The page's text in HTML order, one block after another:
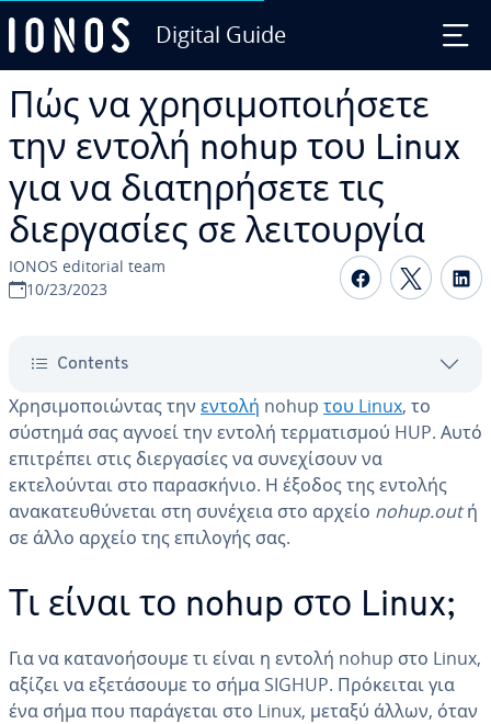
Digital Guide
Πώς να χρησιμοποιήσετε
την εντολή nohup του Linux
για να διατηρήσετε τις
διεργασίες σε λειτουργία
IONOS editorial team
10/23/2023
Share on
Contents
Χρησιμοποιώντας την εντολή nohup του Linux, το
σύστημά σας αγνοεί την εντολή τερματισμού HUP. Αυτό
επιτρέπει στις διεργασίες να συνεχίσουν να
εκτελούνται στο παρασκήνιο. Η έξοδος της εντολής
ανακατευθύνεται στη συνέχεια στο αρχείο nohup.outή
σε άλλο αρχείο της επιλογής σας.
Τι είναι το nohup στο Linux;
Για να κατανοήσουμε τι είναι η εντολή nohup στο Linux,
αξίζει να εξετάσουμε το σήμα SIGHUP. Πρόκειται για
ένα σήμα που παράγεται στο Linux, μεταξύ άλλων, όταν